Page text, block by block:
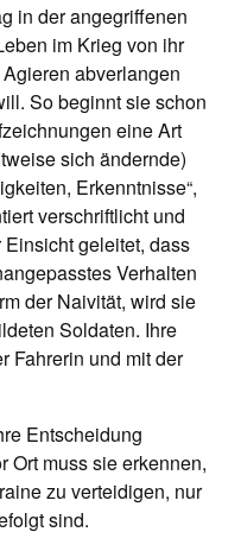
in der angegriffenen
im Krieg von ihr
abverlangen
So beginnt sie schon
eine Art
sich ändernde)
Erkenntnisse“,
verschriftlicht und
geleitet, dass
Verhalten
der Naivität, wird sie
Soldaten. Ihre
Fahrerin und mit der
Entscheidung
Ort muss sie erkennen,
zu verteidigen, nur
sind.